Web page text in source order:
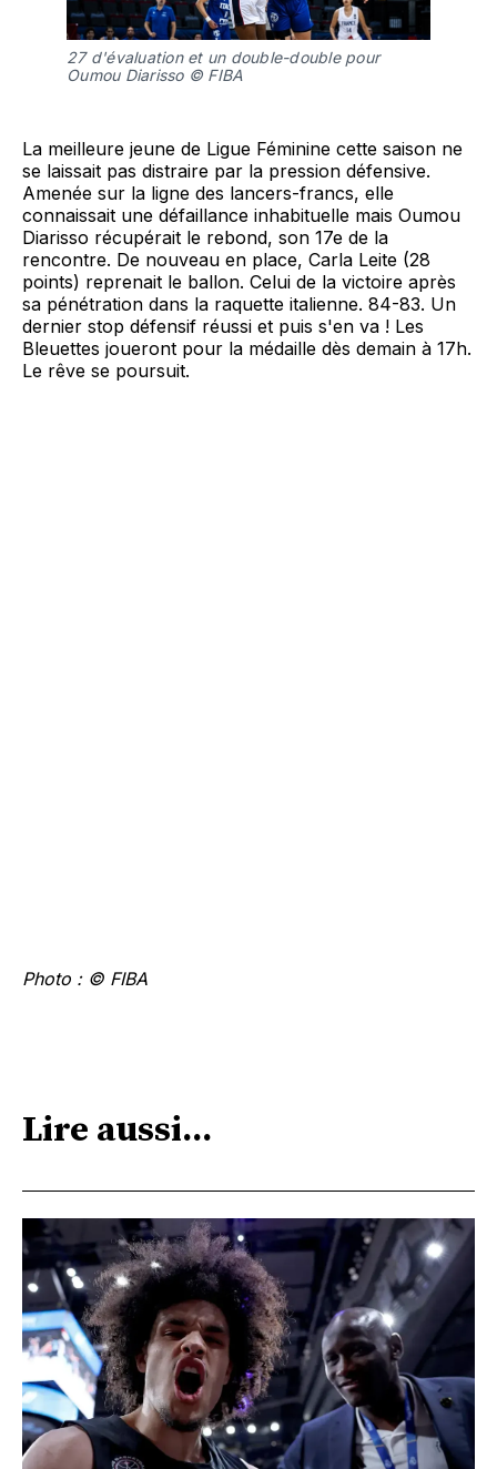
27 d'évaluation et un double-double pour
Oumou Diarisso © FIBA
La meilleure jeune de Ligue Féminine cette saison ne
se laissait pas distraire par la pression défensive.
Amenée sur la ligne des lancers-francs, elle
connaissait une défaillance inhabituelle mais Oumou
Diarisso récupérait le rebond, son 17e de la
rencontre. De nouveau en place, Carla Leite (28
points) reprenait le ballon. Celui de la victoire après
sa pénétration dans la raquette italienne. 84-83. Un
dernier stop défensif réussi et puis s'en va ! Les
Bleuettes joueront pour la médaille dès demain à 17h.
Le rêve se poursuit.
Photo : © FIBA
Lire aussi...